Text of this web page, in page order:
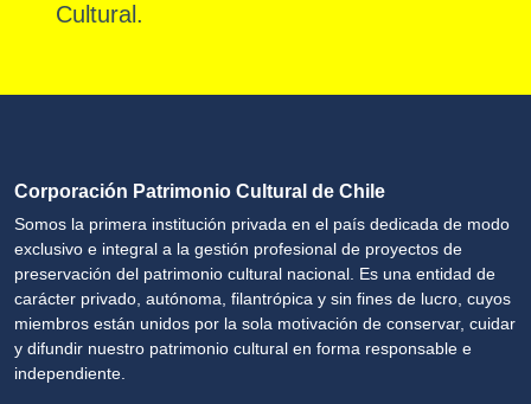
Cultural.
Corporación Patrimonio Cultural de Chile
Somos la primera institución privada en el país dedicada de modo
exclusivo e integral a la gestión profesional de proyectos de
preservación del patrimonio cultural nacional. Es una entidad de
carácter privado, autónoma, filantrópica y sin fines de lucro, cuyos
miembros están unidos por la sola motivación de conservar, cuidar
y difundir nuestro patrimonio cultural en forma responsable e
independiente.